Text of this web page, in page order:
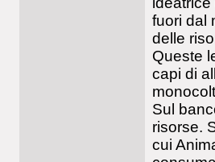
fuori dal
delle
Queste
capi di
Sul
risorse.
cui